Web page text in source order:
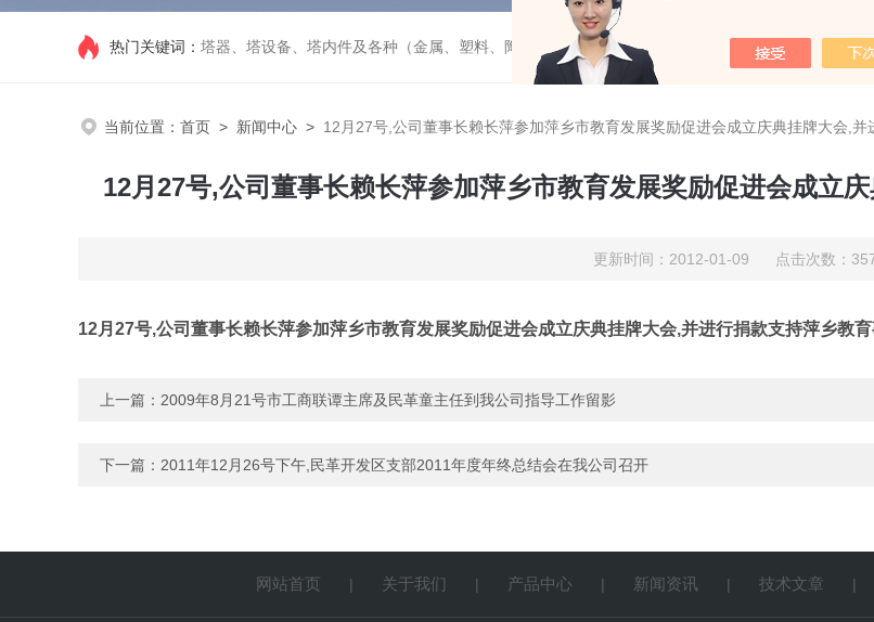
热门关键词： 塔器、塔设备、塔内件及各种（金属、塑料、陶瓷）填料的成套装置项目
当前位置： 首页 > 新闻中心 > 12月27号,公司董事长赖长萍参加萍乡市教育发展奖励促进会成立庆典挂牌大会,并
12月27号,公司董事长赖长萍参加萍乡市教育发展奖励促进会成立
更新时间：2012-01-09 点击次数：
12月27号,公司董事长赖长萍参加萍乡市教育发展奖励促进会成立庆典挂牌大会,并进行捐款支持萍乡教
上一篇： 2009年8月21号市工商联谭主席及民革童主任到我公司指导工作留影
下一篇： 2011年12月26号下午,民革开发区支部2011年度年终总结会在我公司召开
网站首页 | 关于我们 | 产品中心 | 新闻资讯 | 技术文章 |